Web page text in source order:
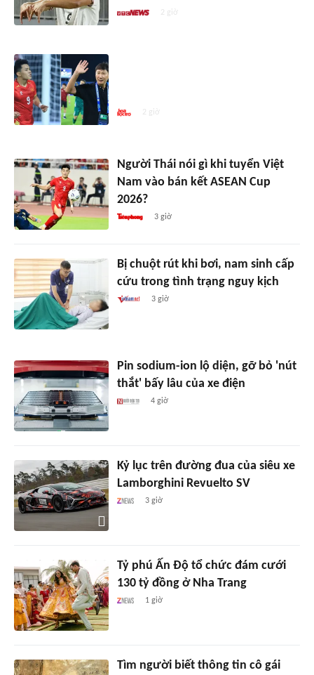
2 giờ
2 giờ
Người Thái nói gì khi tuyển Việt
Nam vào bán kết ASEAN Cup
2026?
3 giờ
Bị chuột rút khi bơi, nam sinh cấp
cứu trong tình trạng nguy kịch
3 giờ
Pin sodium-ion lộ diện, gỡ bỏ 'nút
thắt' bấy lâu của xe điện
4 giờ
Kỷ lục trên đường đua của siêu xe
Lamborghini Revuelto SV
3 giờ
Tỷ phú Ấn Độ tổ chức đám cưới
130 tỷ đồng ở Nha Trang
1 giờ
Tìm người biết thông tin cô gái